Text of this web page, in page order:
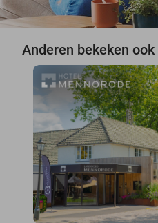
Anderen bekeken ook